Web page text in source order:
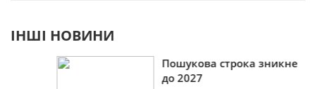
ІНШІ НОВИНИ
Пошукова строка зникне